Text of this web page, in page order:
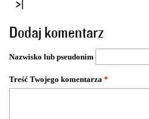
o
n
y
Dodaj komentarz
Nazwisko lub pseudonim
Treść Twojego komentarza *